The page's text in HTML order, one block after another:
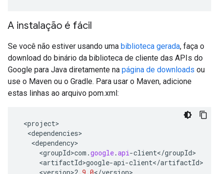
A instalação é fácil
Se você não estiver usando uma biblioteca gerada, faça o
download do binário da biblioteca de cliente das APIs do
Google para Java diretamente na página de downloads ou
use o Maven ou o Gradle. Para usar o Maven, adicione
estas linhas ao arquivo pom.xml:
<project
<dependencies
<dependency
<groupId>com .google.api-client</groupId
<artifactId>google-api-client</artifactId